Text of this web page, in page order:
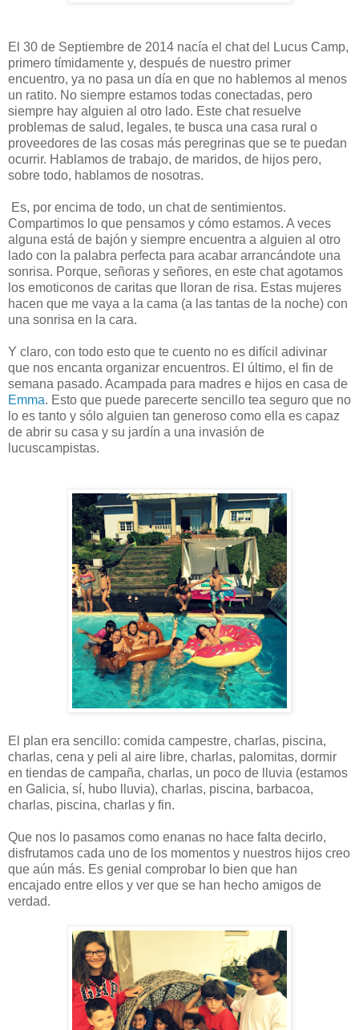
El 30 de Septiembre de 2014 nacía el chat del Lucus Camp,
primero tímidamente y, después de nuestro primer
encuentro, ya no pasa un día en que no hablemos al menos
un ratito. No siempre estamos todas conectadas, pero
siempre hay alguien al otro lado. Este chat resuelve
problemas de salud, legales, te busca una casa rural o
proveedores de las cosas más peregrinas que se te puedan
ocurrir. Hablamos de trabajo, de maridos, de hijos pero,
sobre todo, hablamos de nosotras.
Es, por encima de todo, un chat de sentimientos.
Compartimos lo que pensamos y cómo estamos. A veces
alguna está de bajón y siempre encuentra a alguien al otro
lado con la palabra perfecta para acabar arrancándote una
sonrisa. Porque, señoras y señores, en este chat agotamos
los emoticonos de caritas que lloran de risa. Estas mujeres
hacen que me vaya a la cama (a las tantas de la noche) con
una sonrisa en la cara.
Y claro, con todo esto que te cuento no es difícil adivinar
que nos encanta organizar encuentros. El último, el fin de
semana pasado. Acampada para madres e hijos en casa de
Emma. Esto que puede parecerte sencillo tea seguro que no
lo es tanto y sólo alguien tan generoso como ella es capaz
de abrir su casa y su jardín a una invasión de
lucuscampistas.
El plan era sencillo: comida campestre, charlas, piscina,
charlas, cena y peli al aire libre, charlas, palomitas, dormir
en tiendas de campaña, charlas, un poco de lluvia (estamos
en Galicia, sí, hubo lluvia), charlas, piscina, barbacoa,
charlas, piscina, charlas y fin.
Que nos lo pasamos como enanas no hace falta decirlo,
disfrutamos cada uno de los momentos y nuestros hijos creo
que aún más. Es genial comprobar lo bien que han
encajado entre ellos y ver que se han hecho amigos de
verdad.